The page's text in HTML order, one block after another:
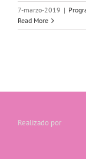
7-marzo-2019 |
Read More
Realizado por